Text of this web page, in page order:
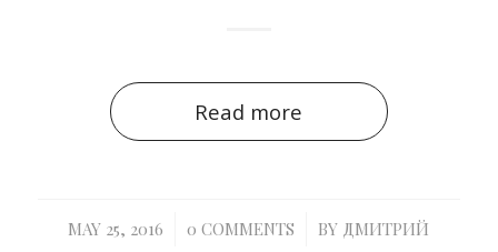
Read more
MAY 25, 2016
/ 0 COMMENTS
/ BY ДМИТРИЙ